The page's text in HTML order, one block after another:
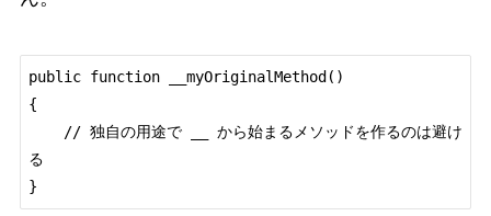
public function __myOriginalMethod()
{
る
}